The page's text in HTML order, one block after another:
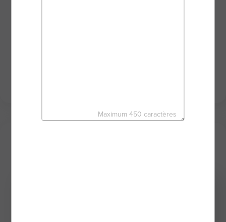
Maximum 450 caractères